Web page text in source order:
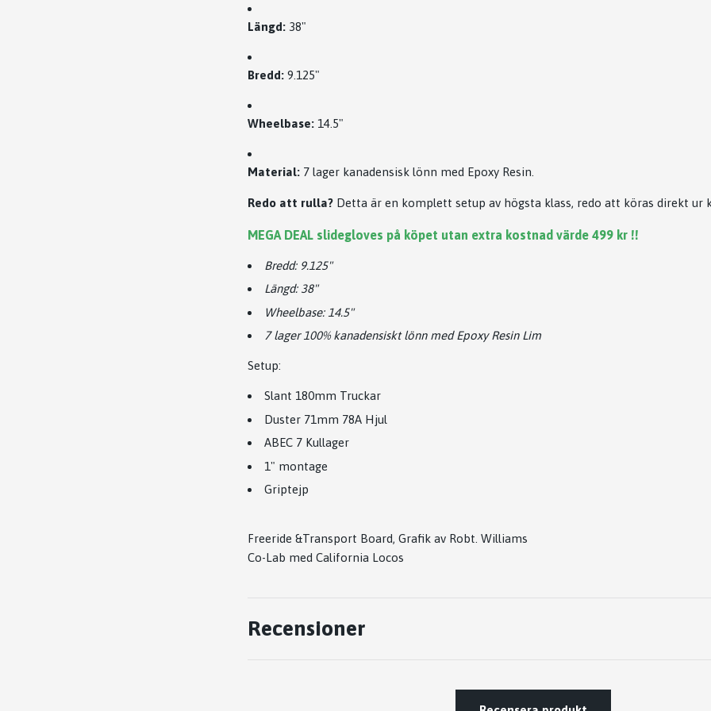
Längd: 38"
Bredd: 9.125"
Wheelbase: 14.5"
Material: 7 lager kanadensisk lönn med Epoxy Resin.
Redo att rulla? Detta är en komplett setup av högsta klass, redo att köras direkt ur
MEGA DEAL slidegloves på köpet utan extra kostnad värde 499 kr !!
Bredd: 9.125"
Längd: 38"
Wheelbase: 14.5"
7 lager 100% kanadensiskt lönn med Epoxy Resin Lim
Setup:
Slant 180mm Truckar
Duster 71mm 78A Hjul
ABEC 7 Kullager
1" montage
Griptejp
Freeride &Transport Board, Grafik av Robt. Williams
Co-Lab med California Locos
Recensioner